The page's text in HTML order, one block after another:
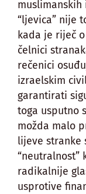
muslimanskih
“ljevica” nije
kada je riječ
čelnici
rečenici
izraelskim
garantirati
toga usputno
možda malo
lijeve stranke
“neutralnost”
radikalnije
usprotive